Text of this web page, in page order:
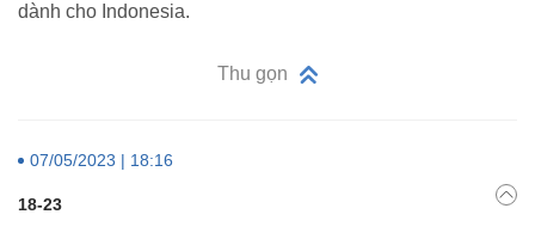
dành cho Indonesia.
Thu gọn
07/05/2023 | 18:16
18-23